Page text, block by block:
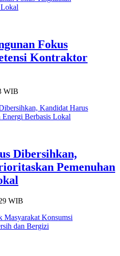
Fokus
Kontraktor
WIB
Dibersihkan,
Pemenuhan
WIB